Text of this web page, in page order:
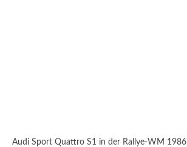
Audi Sport Quattro S1 in der Rallye-WM 1986